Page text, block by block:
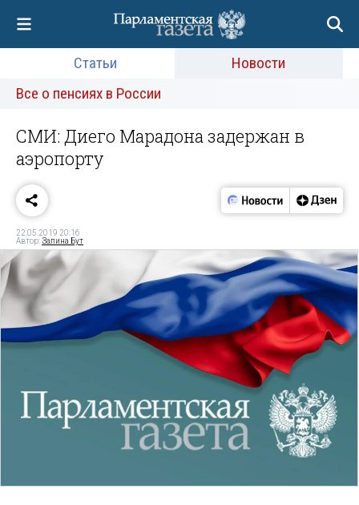
Статьи
Новости
Все о пенсиях в России
СМИ: Диего Марадона задержан в
аэропорту
22.05.2019 20:16
Автор:Залина Бут